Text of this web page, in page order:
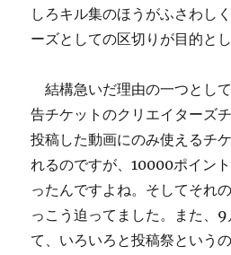
しろキル集のほうがふさわし
ーズとしての区切りが目的と
結構急いだ理由の一つとし
告チケットのクリエイターズ
投稿した動画にのみ使えるチ
れるのですが、10000ポイン
ったんですよね。そしてそれ
っこう迫ってました。また、
て、いろいろと投稿祭という